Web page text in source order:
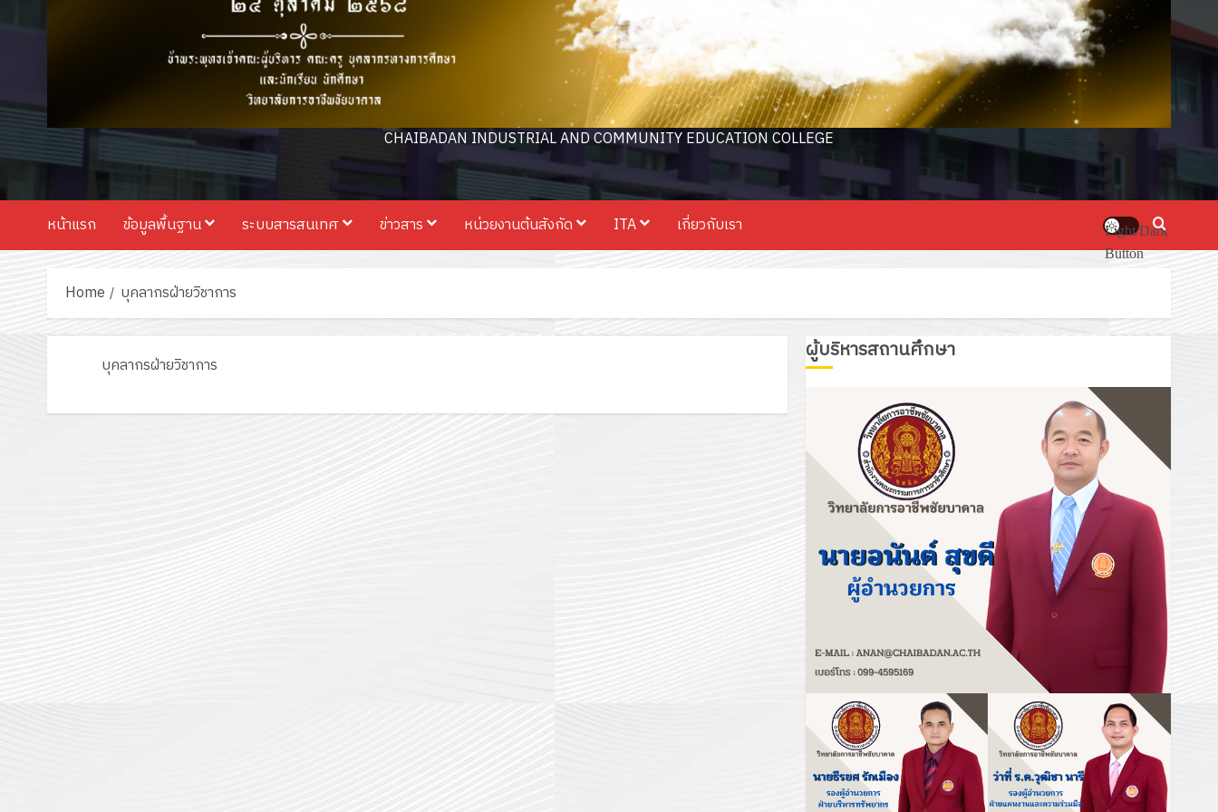
CHAIBADAN INDUSTRIAL AND COMMUNITY EDUCATION COLLEGE
หน้าแรก ข้อมูลพื้นฐาน ระบบสารสนเทศ ข่าวสาร หน่วยงานต้นสังกัด ITA เกี่ยวกับเรา
Light/Dark
Button
Home บุคลากรฝ่ายวิชาการ
บุคลากรฝ่ายวิชาการ
ผู้บริหารสถานศึกษา